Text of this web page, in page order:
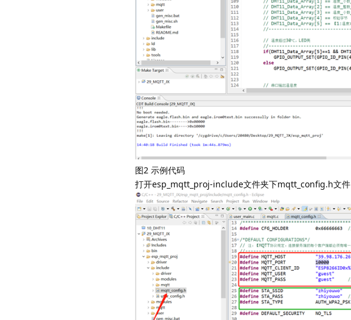
图2 示例代码
打开esp_mqtt_proj-include文件夹下mqtt_config.h文件